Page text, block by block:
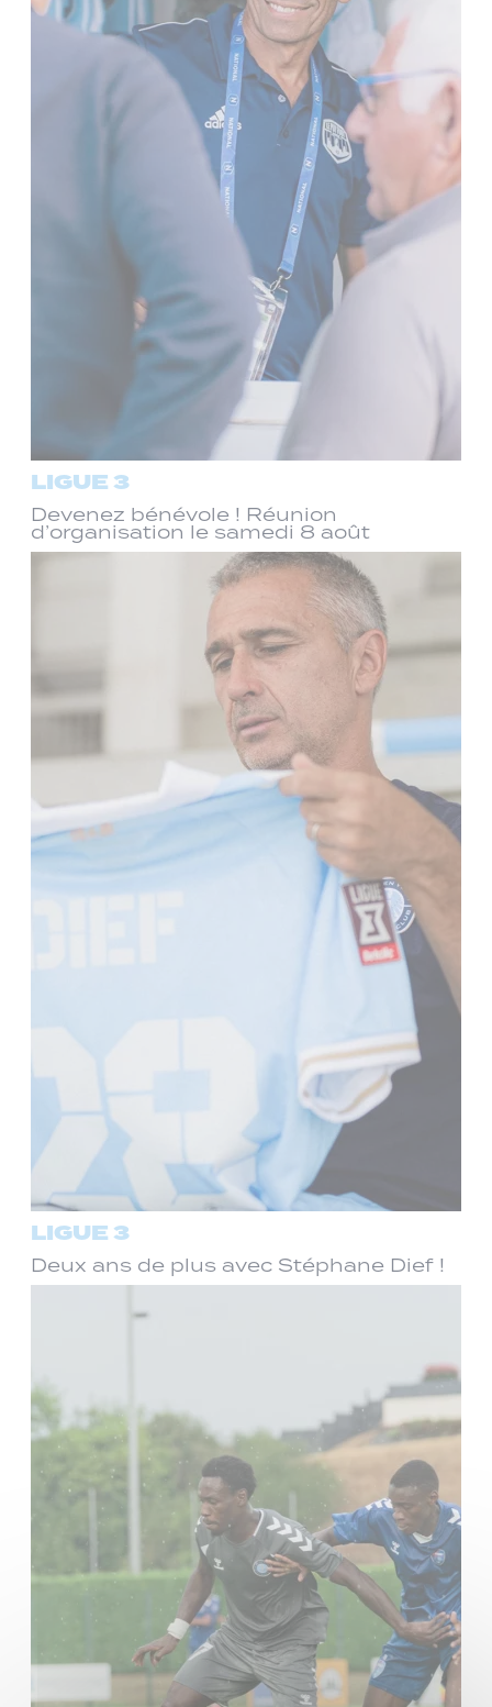
LIGUE 3
Devenez bénévole ! Réunion
d’organisation le samedi 8 août
LIGUE 3
Deux ans de plus avec Stéphane Dief !